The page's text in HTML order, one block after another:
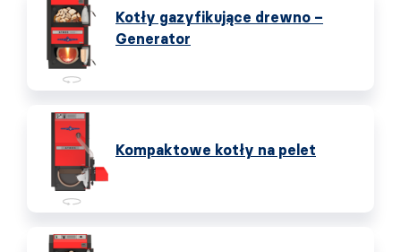
Kotły gazyfikujące drewno –
Generator
Kompaktowe kotły na pelet